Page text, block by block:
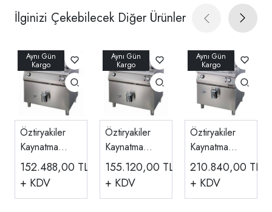
İlginizi Çekebilecek Diğer Ürünler
Öztiryakiler
Kaynatma
Tenceresi
Direkt Gazlı
100 L
152.488,00 TL
+ KDV
Öztiryakiler
Kaynatma
Tenceresi
Direkt Gazlı
150 L
155.120,00 TL
+ KDV
Öztiryakiler
Kaynatma
Tenceresi
Direkt Gazlı
250 L
210.840,00 TL
+ KDV